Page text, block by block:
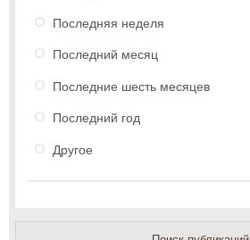
Последняя неделя
Последний месяц
Последние шесть месяцев
Последний год
Другое